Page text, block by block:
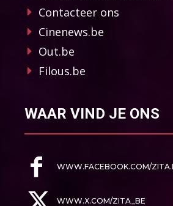
Contacteer ons
Cinenews.be
Out.be
Filous.be
WAAR VIND JE ONS
WWW.FACEBOOK.COM/
WWW.X.COM/ZITA_BE